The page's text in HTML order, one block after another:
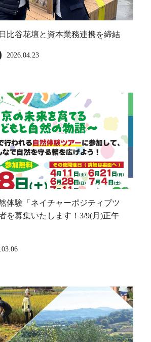
比谷花壇と資本業務連携を締結
2026.04.23
体験「ネイチャーポジティブツ
を募集いたします！3/9(月)正午